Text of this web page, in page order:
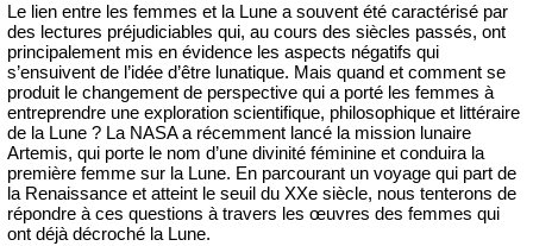
Le lien entre les femmes et la Lune a souvent été caractérisé par
des lectures préjudiciables qui, au cours des siècles passés, ont
principalement mis en évidence les aspects négatifs qui
s’ensuivent de l’idée d’être lunatique. Mais quand et comment se
produit le changement de perspective qui a porté les femmes à
entreprendre une exploration scientifique, philosophique et littéraire
de la Lune ? La NASA a récemment lancé la mission lunaire
Artemis, qui porte le nom d’une divinité féminine et conduira la
première femme sur la Lune. En parcourant un voyage qui part de
la Renaissance et atteint le seuil du XXe siècle, nous tenterons de
répondre à ces questions à travers les œuvres des femmes qui
ont déjà décroché la Lune.